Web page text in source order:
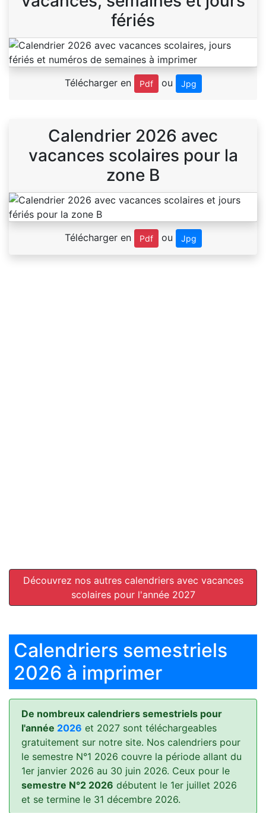
fériés
Télécharger en Pdf ou Jpg
Calendrier 2026 avec
vacances scolaires pour la
zone B
Télécharger en Pdf ou Jpg
Découvrez nos autres calendriers avec vacances
scolaires pour l'année 2027
Calendriers semestriels
2026 à imprimer
De nombreux calendriers semestriels pour
l'année 2026 et 2027 sont téléchargeables
gratuitement sur notre site. Nos calendriers pour
le semestre N°1 2026 couvre la période allant du
1er janvier 2026 au 30 juin 2026. Ceux pour le
semestre N°2 2026 débutent le 1er juillet 2026
et se termine le 31 décembre 2026.